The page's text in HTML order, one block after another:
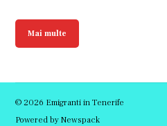
Mai multe
© 2026 Emigranti in Tenerife
Powered by Newspack